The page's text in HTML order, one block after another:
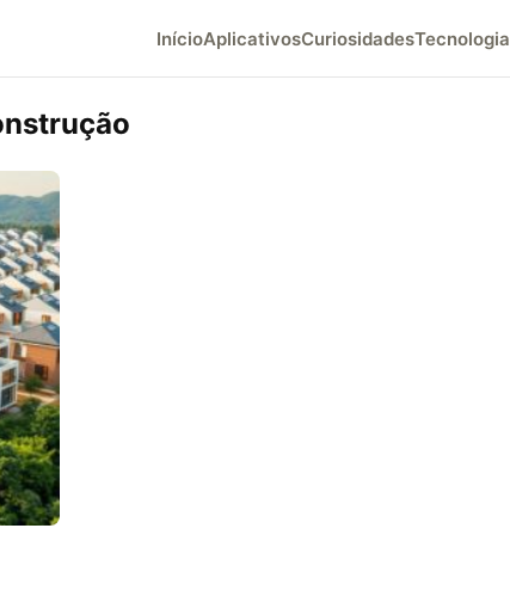
InícioAplicativosCuriosidadesTecnologia